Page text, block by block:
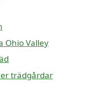
Ohio Valley
trädgårdar